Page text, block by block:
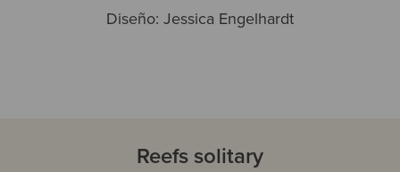
Diseño: Jessica Engelhardt
Reefs solitary